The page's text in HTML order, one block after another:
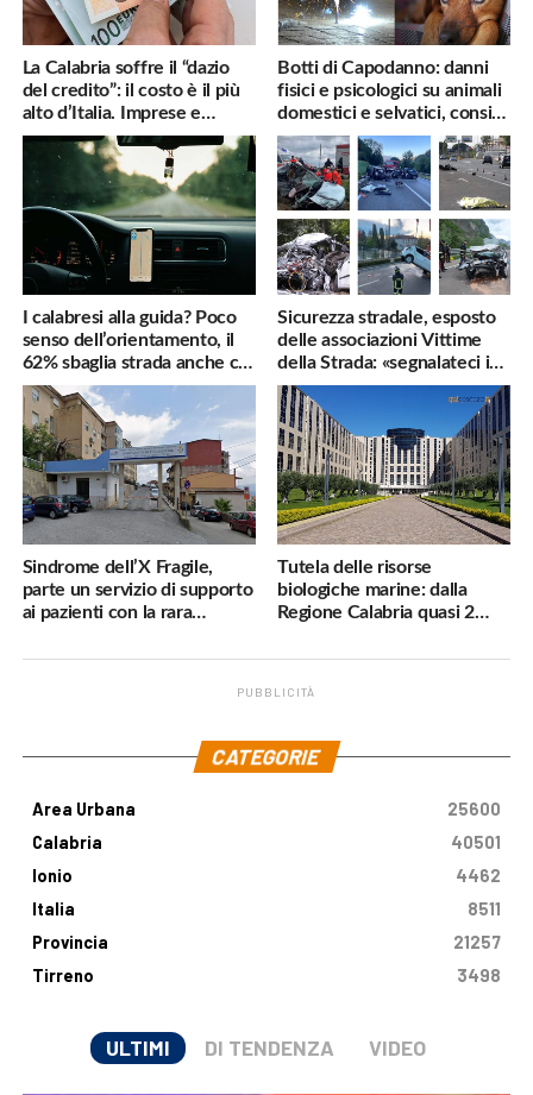
La Calabria soffre il “dazio
del credito”: il costo è il più
alto d’Italia. Imprese e
famiglie penalizzate
Botti di Capodanno: danni
fisici e psicologici su animali
domestici e selvatici, consigli
utili
I calabresi alla guida? Poco
senso dell’orientamento, il
62% sbaglia strada anche col
navigatore
Sicurezza stradale, esposto
delle associazioni Vittime
della Strada: «segnalateci i
pericoli, interverremo
subito»
Sindrome dell’X Fragile,
parte un servizio di supporto
ai pazienti con la rara
Tutela delle risorse
biologiche marine: dalla
Regione Calabria quasi 2
PUBBLICITÀ
CATEGORIE
Area Urbana
25600
Calabria
40501
Ionio
4462
Italia
8511
Provincia
21257
Tirreno
3498
ULTIMI DI TENDENZA VIDEO